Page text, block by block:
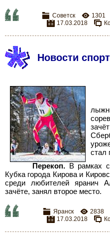
Советск 1301
17.03.2018
Новости
стал
Перекоп.
В рамках
Кубка города Кирова и
среди любителей яранич
зачёте, занял второе место.
Яранск 2838
17.03.2018